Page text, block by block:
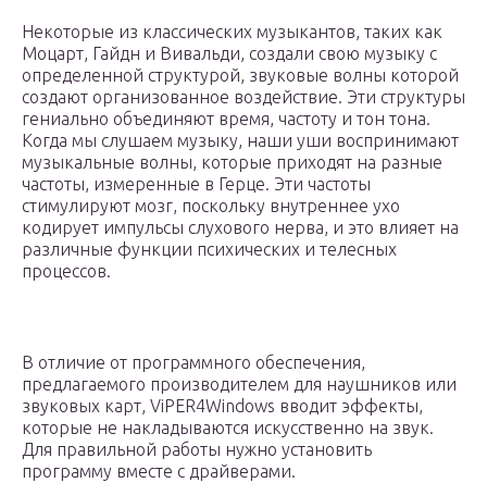
Некоторые из классических музыкантов, таких как
Моцарт, Гайдн и Вивальди, создали свою музыку с
определенной структурой, звуковые волны которой
создают организованное воздействие. Эти структуры
гениально объединяют время, частоту и тон тона.
Когда мы слушаем музыку, наши уши воспринимают
музыкальные волны, которые приходят на разные
частоты, измеренные в Герце. Эти частоты
стимулируют мозг, поскольку внутреннее ухо
кодирует импульсы слухового нерва, и это влияет на
различные функции психических и телесных
процессов.
В отличие от программного обеспечения,
предлагаемого производителем для наушников или
звуковых карт, ViPER4Windows вводит эффекты,
которые не накладываются искусственно на звук.
Для правильной работы нужно установить
программу вместе с драйверами.